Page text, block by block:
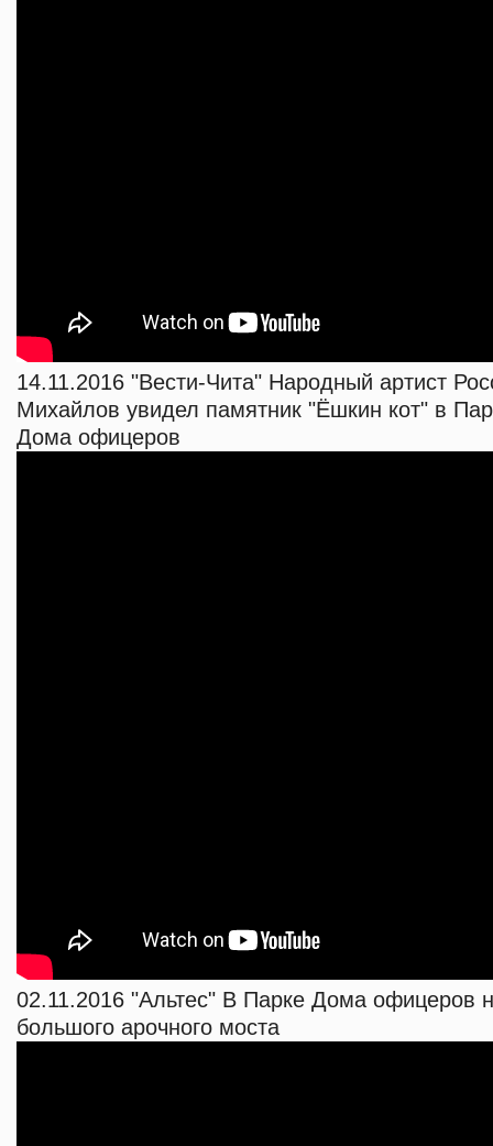
14.11.2016 "Вести-Чита" Народный артист
Михайлов увидел памятник "Ёшкин кот" в
Дома офицеров
02.11.2016 "Альтес" В Парке Дома офицеров
большого арочного моста